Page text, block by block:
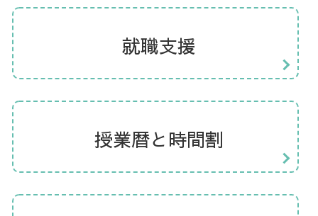
就職支援
授業暦と時間割